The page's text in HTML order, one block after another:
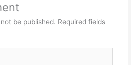
be published. Required fields